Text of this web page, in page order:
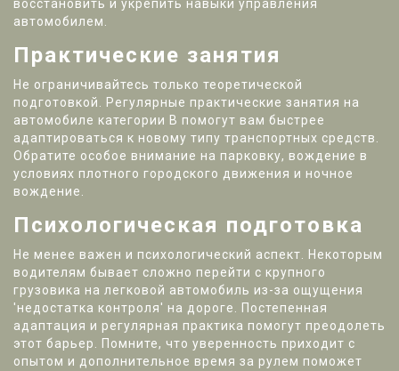
восстановить и укрепить навыки управления
автомобилем.
Практические занятия
Не ограничивайтесь только теоретической
подготовкой. Регулярные практические занятия на
автомобиле категории В помогут вам быстрее
адаптироваться к новому типу транспортных средств.
Обратите особое внимание на парковку, вождение в
условиях плотного городского движения и ночное
вождение.
Психологическая подготовка
Не менее важен и психологический аспект. Некоторым
водителям бывает сложно перейти с крупного
грузовика на легковой автомобиль из-за ощущения
'недостатка контроля' на дороге. Постепенная
адаптация и регулярная практика помогут преодолеть
этот барьер. Помните, что уверенность приходит с
опытом и дополнительное время за рулем поможет